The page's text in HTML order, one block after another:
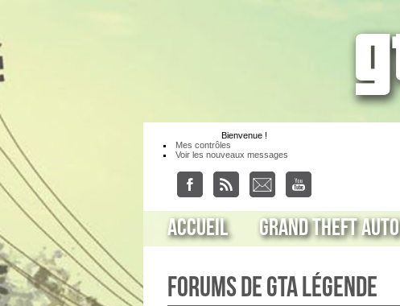
Bienvenue !
Mes contrôles
Voir les nouveaux messages
Accueil Grand Theft Auto
Forums de GTA Légende